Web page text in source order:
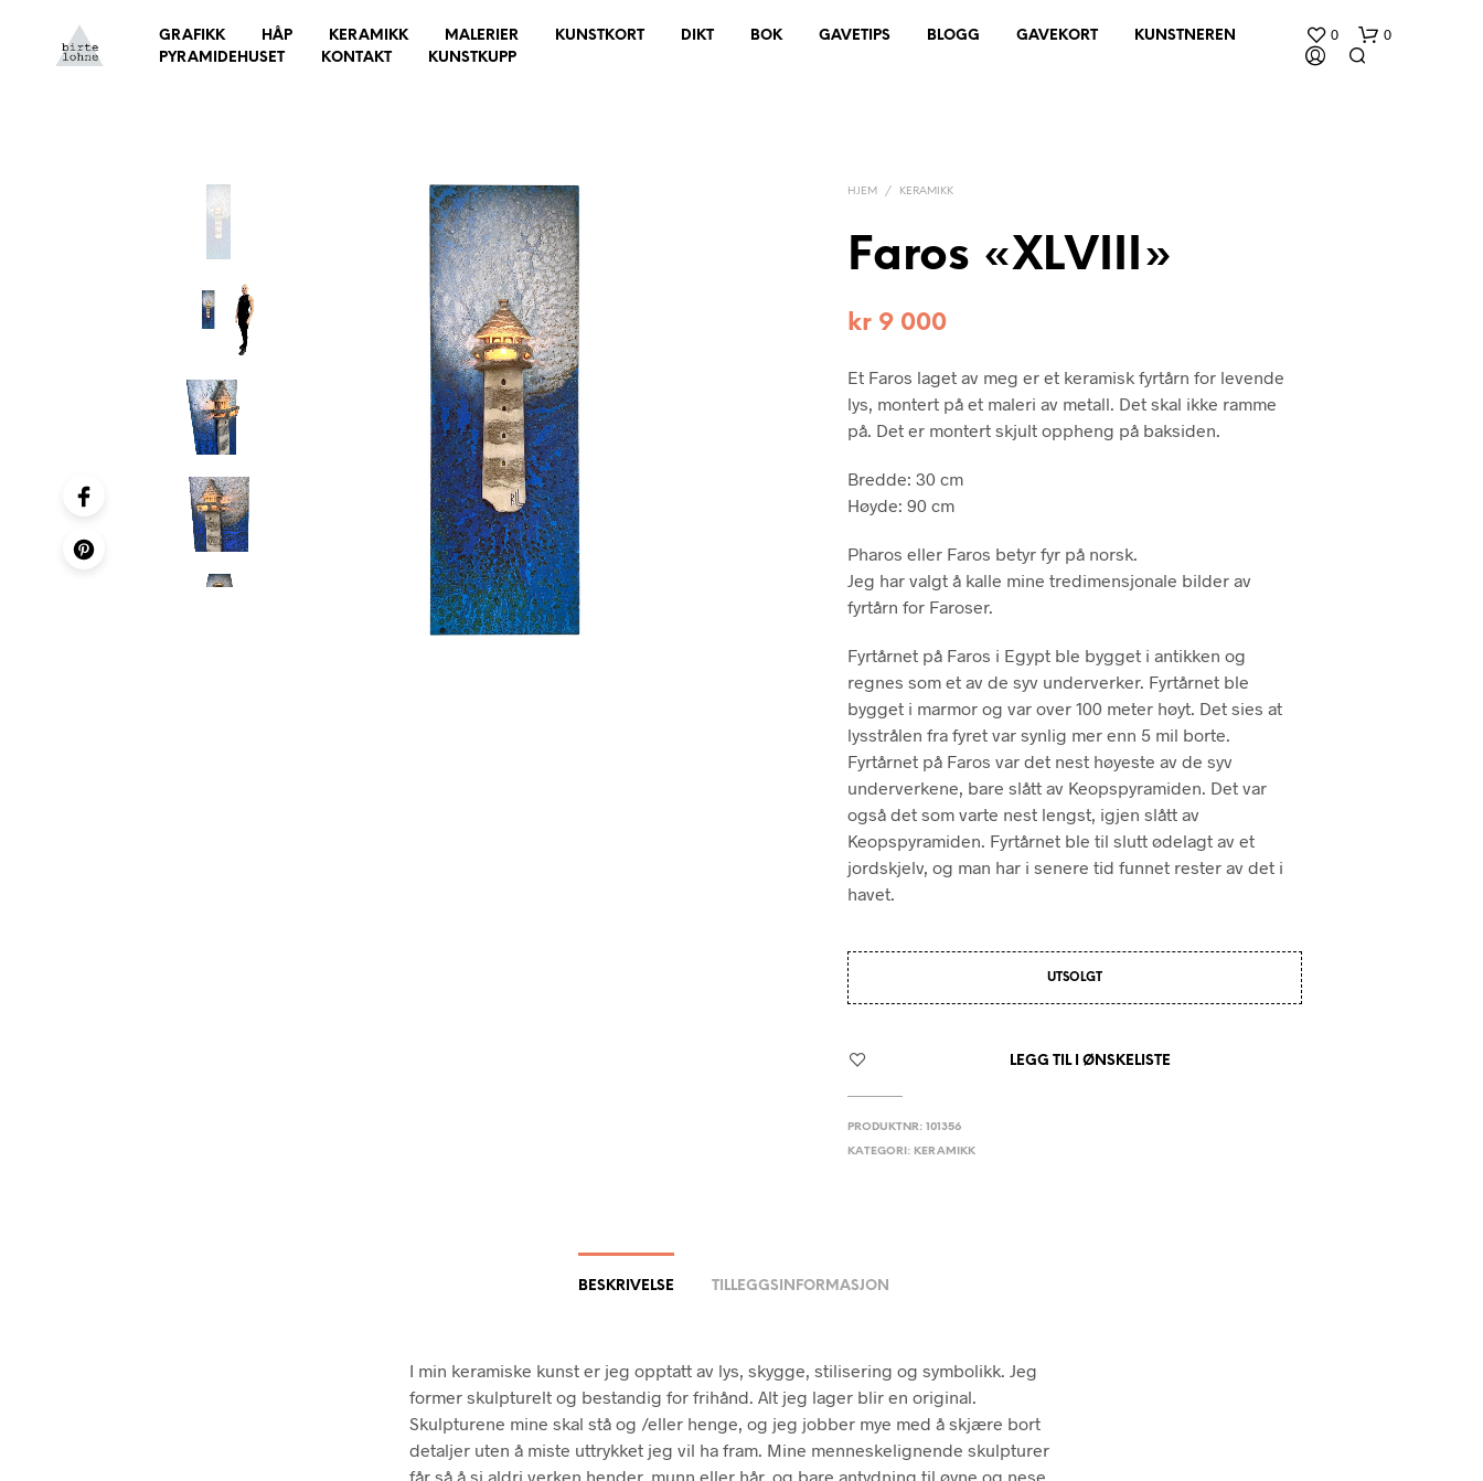
GRAFIKK HÅP KERAMIKK MALERIER KUNSTKORT DIKT BOK GAVETIPS BLOGG GAVEKORT
KUNSTNEREN
PYRAMIDEHUSET
KONTAKT KUNSTKUPP
0 0
HJEM / KERAMIKK
Faros «XLVIII»
kr 9 000
Et Faros laget av meg er et keramisk fyrtårn for levende
lys, montert på et maleri av metall. Det skal ikke ramme
på. Det er montert skjult oppheng på baksiden.
Bredde: 30 cm
Høyde: 90 cm
Pharos eller Faros betyr fyr på norsk.
Jeg har valgt å kalle mine tredimensjonale bilder av
fyrtårn for Faroser.
Fyrtårnet på Faros i Egypt ble bygget i antikken og
regnes som et av de syv underverker. Fyrtårnet ble
bygget i marmor og var over 100 meter høyt. Det sies at
lysstrålen fra fyret var synlig mer enn 5 mil borte.
Fyrtårnet på Faros var det nest høyeste av de syv
underverkene, bare slått av Keopspyramiden. Det var
også det som varte nest lengst, igjen slått av
Keopspyramiden. Fyrtårnet ble til slutt ødelagt av et
jordskjelv, og man har i senere tid funnet rester av det i
havet.
UTSOLGT
LEGG TIL I ØNSKELISTE
PRODUKTNR:101356
KATEGORI: KERAMIKK
BESKRIVELSE TILLEGGSINFORMASJON
I min keramiske kunst er jeg opptatt av lys, skygge, stilisering og symbolikk. Jeg
former skulpturelt og bestandig for frihånd. Alt jeg lager blir en original.
Skulpturene mine skal stå og /eller henge, og jeg jobber mye med å skjære bort
detaljer uten å miste uttrykket jeg vil ha fram. Mine menneskelignende skulpturer
får så å si aldri verken hender, munn eller hår, og bare antydning til øyne og nese.